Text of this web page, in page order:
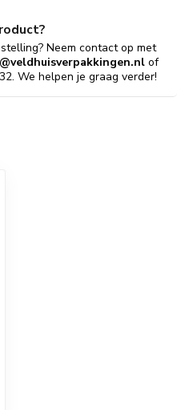
Neem contact op met
of
We helpen je graag verder!